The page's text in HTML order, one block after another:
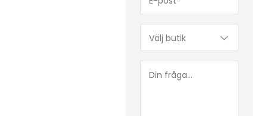
post*
(Obligatoriskt)
(Obligatoriskt)
fråga...